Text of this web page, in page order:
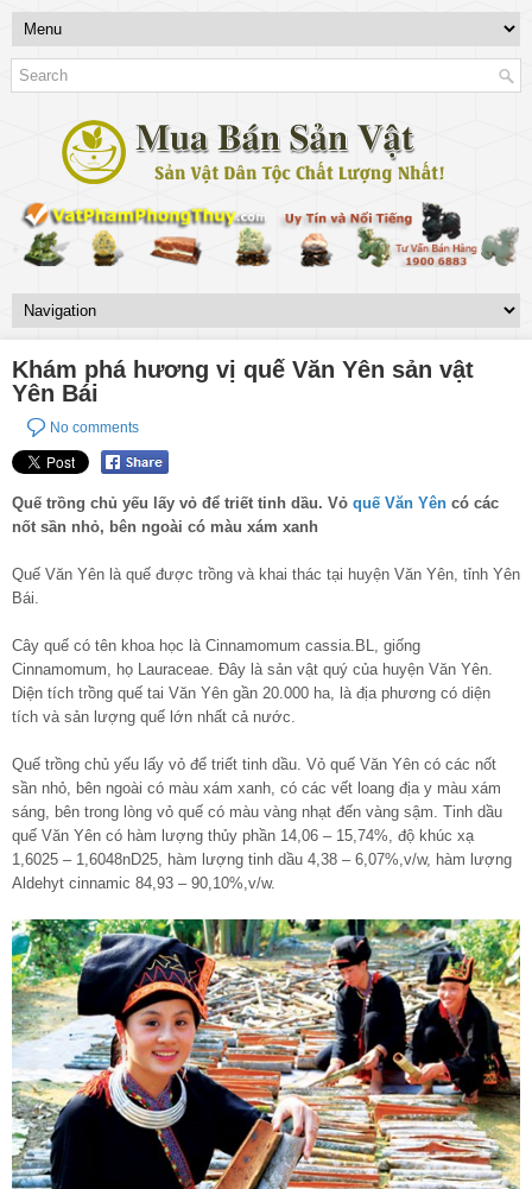
Khám phá hương vị quế Văn Yên sản vật
Yên Bái
No comments
Quế trồng chủ yếu lấy vỏ để triết tinh dầu. Vỏ quế Văn Yên có các
nốt sần nhỏ, bên ngoài có màu xám xanh
Quế Văn Yên là quế được trồng và khai thác tại huyện Văn Yên, tỉnh Yên
Bái.
Cây quế có tên khoa học là Cinnamomum cassia.BL, giống
Cinnamomum, họ Lauraceae. Đây là sản vật quý của huyện Văn Yên.
Diện tích trồng quế tai Văn Yên gần 20.000 ha, là địa phương có diện
tích và sản lượng quế lớn nhất cả nước.
Quế trồng chủ yếu lấy vỏ để triết tinh dầu. Vỏ quế Văn Yên có các nốt
sần nhỏ, bên ngoài có màu xám xanh, có các vết loang địa y màu xám
sáng, bên trong lòng vỏ quế có màu vàng nhạt đến vàng sậm. Tinh dầu
quế Văn Yên có hàm lượng thủy phần 14,06 – 15,74%, độ khúc xạ
1,6025 – 1,6048nD25, hàm lượng tinh dầu 4,38 – 6,07%,v/w, hàm lượng
Aldehyt cinnamic 84,93 – 90,10%,v/w.